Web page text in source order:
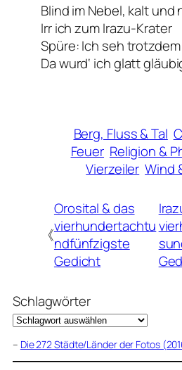
Blind im Nebel, kalt und
Irr ich zum Irazu-Krater
Spüre: Ich seh
Da wurd‘ ich glatt
Berg, Fluss & Tal
Feuer Religion &
Vierzeiler Wind
《
Orosital & das
vierhundertachtu
ndfünfzigste
Gedicht
Schlagwörter
– Die 272 Städte/Länder der Fotos